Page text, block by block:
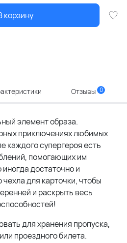
корзину
Отзывы 0
элемент образа.
приключениях любимых
каждого супергероя есть
помогающих им
достаточно и
чехла для карточки, чтобы
и раскрыть весь
для хранения пропуска,
проездного билета.